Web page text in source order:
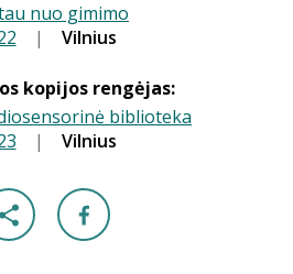
nuo gimimo
| Vilnius
kopijos rengėjas:
biblioteka
| Vilnius